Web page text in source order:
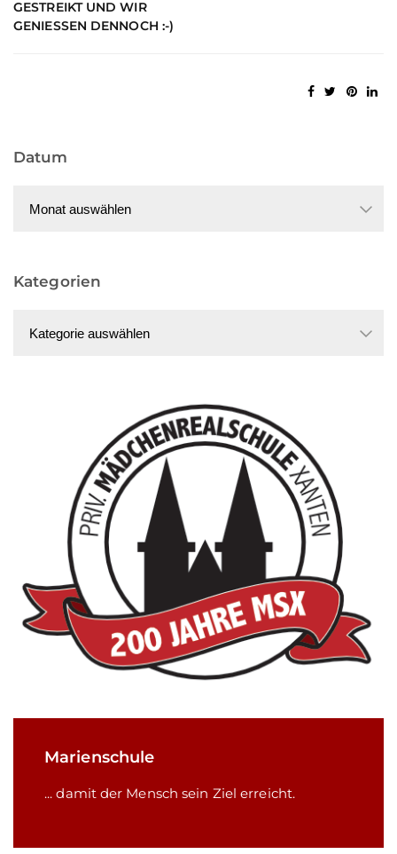
GESTREIKT UND WIR
GENIESSEN DENNOCH :-)
Datum
Kategorien
Marienschule
... damit der Mensch sein Ziel erreicht.